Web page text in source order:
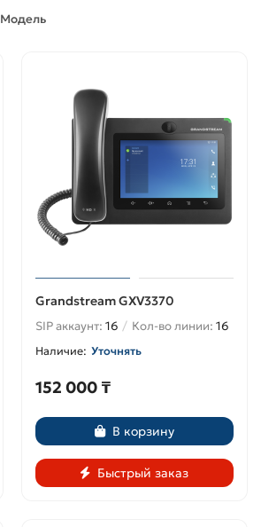
Модель
Grandstream GXV3370
SIP аккаунт: 16 Кол-во линии: 16
Уточнять
152 000 ₸
В корзину
Быстрый заказ